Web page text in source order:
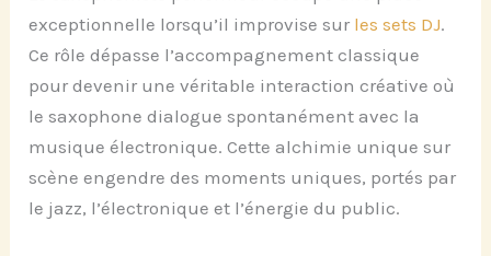
exceptionnelle lorsqu’il improvise sur les sets DJ.
Ce rôle dépasse l’accompagnement classique
pour devenir une véritable interaction créative où
le saxophone dialogue spontanément avec la
musique électronique. Cette alchimie unique sur
scène engendre des moments uniques, portés par
le jazz, l’électronique et l’énergie du public.